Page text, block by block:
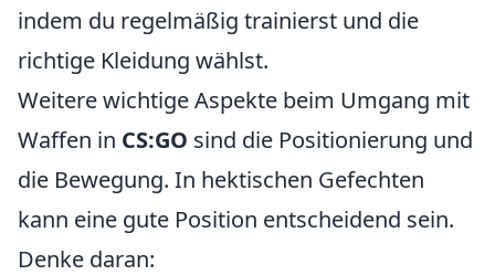
indem du regelmäßig trainierst und die
richtige Kleidung wählst.
Weitere wichtige Aspekte beim Umgang mit
Waffen in CS:GO sind die Positionierung und
die Bewegung. In hektischen Gefechten
kann eine gute Position entscheidend sein.
Denke daran: